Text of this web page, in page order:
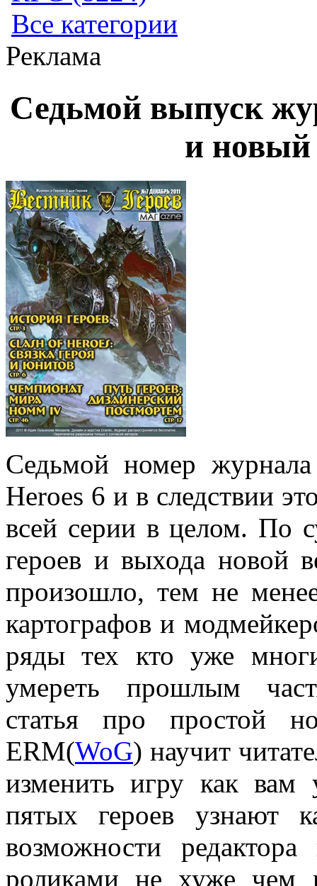
Все категории
Реклама
Седьмой выпуск
и
Седьмой номер
Heroes 6 и в следствии
всей серии в целом. По
героев и выхода новой
произошло, тем не
картографов и
ряды тех кто уже
умереть прошлым
статья про простой
ERM(WoG) научит
изменить игру как вам
пятых героев узнают
возможности
роликами не хуже чем